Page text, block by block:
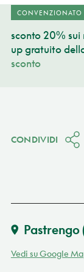
CONVENZIONATO
sconto 20% sui
up gratuito
sconto
CONDIVIDI
Pastrengo
Vedi su Google